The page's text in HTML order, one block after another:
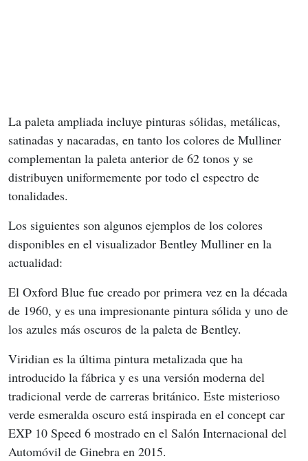
La paleta ampliada incluye pinturas sólidas, metálicas,
satinadas y nacaradas, en tanto los colores de Mulliner
complementan la paleta anterior de 62 tonos y se
distribuyen uniformemente por todo el espectro de
tonalidades.
Los siguientes son algunos ejemplos de los colores
disponibles en el visualizador Bentley Mulliner en la
actualidad:
El Oxford Blue fue creado por primera vez en la década
de 1960, y es una impresionante pintura sólida y uno de
los azules más oscuros de la paleta de Bentley.
Viridian es la última pintura metalizada que ha
introducido la fábrica y es una versión moderna del
tradicional verde de carreras británico. Este misterioso
verde esmeralda oscuro está inspirada en el concept car
EXP 10 Speed ​​6 mostrado en el Salón Internacional del
Automóvil de Ginebra en 2015.